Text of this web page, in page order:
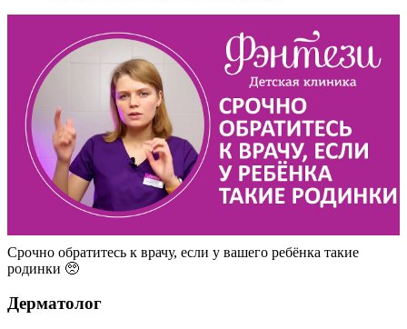
Срочно обратитесь к врачу, если у вашего ребёнка такие
родинки 🥺
Дерматолог